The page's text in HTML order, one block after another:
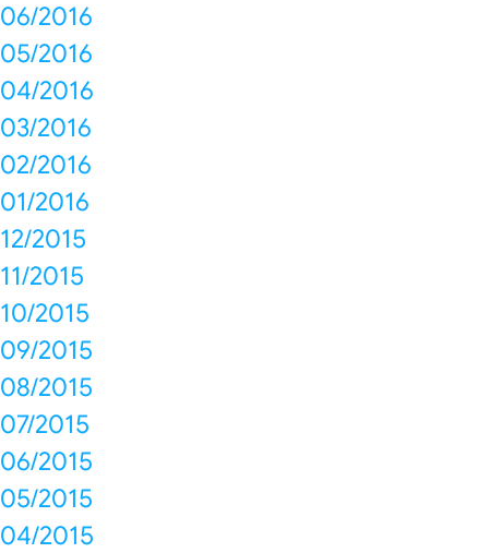
06/2016
05/2016
04/2016
03/2016
02/2016
01/2016
12/2015
11/2015
10/2015
09/2015
08/2015
07/2015
06/2015
05/2015
04/2015